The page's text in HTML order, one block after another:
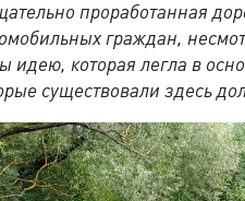
проработанная
граждан,
идею, которая легла в
существовали здесь